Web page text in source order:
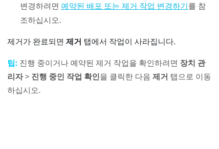
변경하려면 예약된 배포 또는 제거 작업 변경하기 를 참
조하십시오.
제거가 완료되면 제거 탭에서 작업이 사라집니다.
팁: 진행 중이거나 예약된 제거 작업을 확인하려면 장치 관
리자> 진행 중인 작업 확인을 클릭한 다음 제거 탭으로 이동
하십시오.